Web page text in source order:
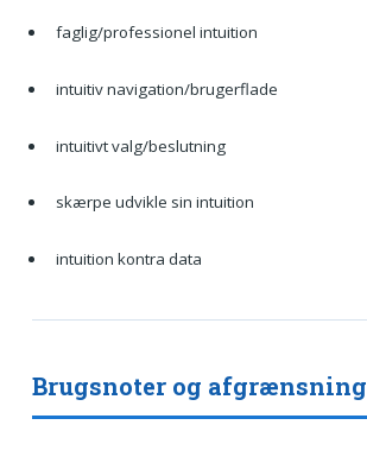
faglig/professionel intuition
intuitiv navigation/brugerflade
intuitivt valg/beslutning
skærpe udvikle sin intuition
intuition kontra data
Brugsnoter og afgrænsning